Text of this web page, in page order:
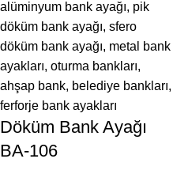
Döküm Bank Ayağı
BA-106